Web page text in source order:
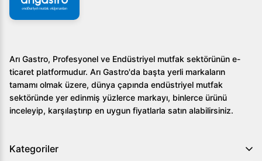
Arı Gastro, Profesyonel ve Endüstriyel mutfak sektörünün e-
ticaret platformudur. Arı Gastro'da başta yerli markaların
tamamı olmak üzere, dünya çapında endüstriyel mutfak
sektöründe yer edinmiş yüzlerce markayı, binlerce ürünü
inceleyip, karşılaştırıp en uygun fiyatlarla satın alabilirsiniz.
Kategoriler